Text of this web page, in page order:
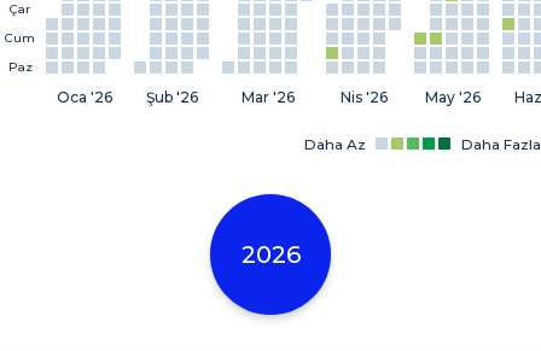
Çar
Cum
Paz
Oca '26 Şub '26 Mar '26 Nis '26 May '26
Daha Az Daha Fazla
2026